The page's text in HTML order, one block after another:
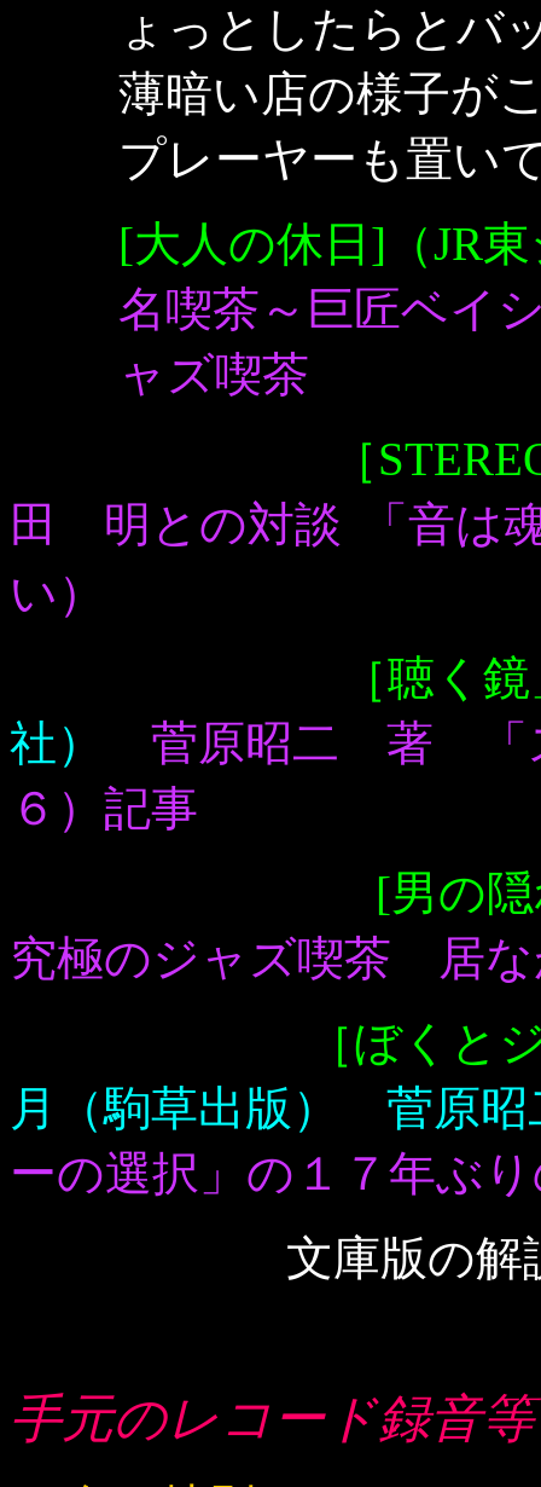
ょっとしたらとバ
薄暗い店の様子が
プレーヤーも置い
[大人の休日]（JR
名喫茶～巨匠ベイ
ャズ喫茶
［
田 明との対談
「音
い）
［聴く
社） 菅原昭二 著 「
６）記事
[男の
究極のジャズ喫茶 居
［ぼくと
月（駒草出版） 菅原
ーの選択」の１７年ぶ
文庫版の解
手元のレコード録音等